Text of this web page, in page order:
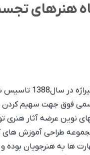
هنرهای
آموزشگاه
فوق جهت سهیم
نوین عرضه آثار
طراحی آموزش های
ها به هنرجویان